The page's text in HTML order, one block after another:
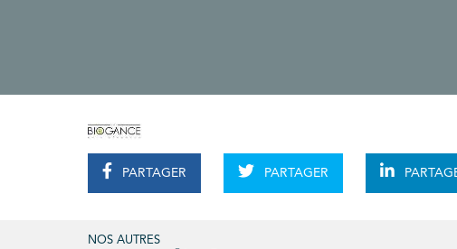
PARTAGER PARTAGER
NOS AUTRES